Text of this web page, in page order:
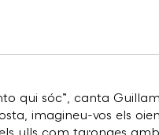
qui sóc”, canta
imagineu-vos els